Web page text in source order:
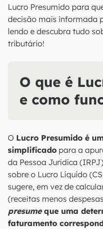
Lucro Presumido para
decisão mais informada
lendo e descubra tudo
tributário!
O que é
e como
O Lucro Presumido é
simplificado para a
da Pessoa Jurídica
sobre o Lucro Líquido
sugere, em vez de
(receitas menos
presumeque uma
faturamento